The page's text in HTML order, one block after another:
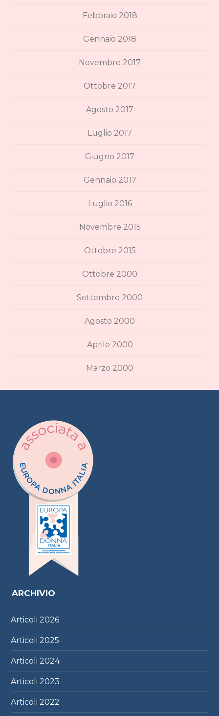
Febbraio 2018
Gennaio 2018
Novembre 2017
Ottobre 2017
Agosto 2017
Luglio 2017
Giugno 2017
Gennaio 2017
Luglio 2016
Novembre 2015
Ottobre 2015
Ottobre 2000
Settembre 2000
Agosto 2000
Aprile 2000
Marzo 2000
ARCHIVIO
Articoli2026
Articoli2025
Articoli2024
Articoli2023
Articoli2022